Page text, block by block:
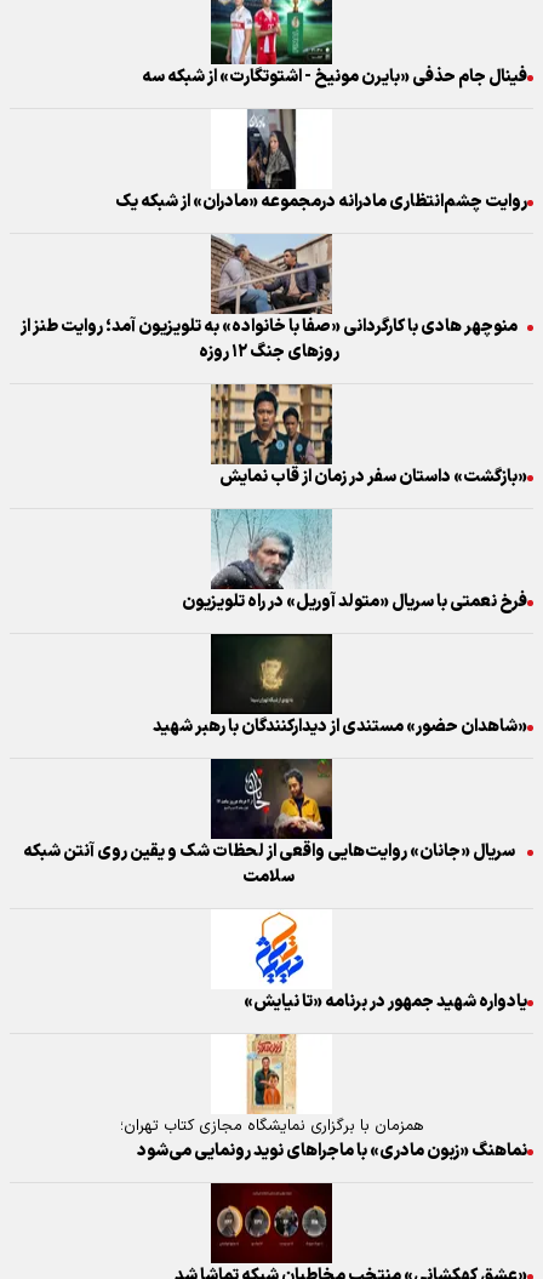
فینال جام حذفی «بایرن مونیخ - اشتوتگارت» از شبکه سه
روایت چشم‌انتظاری مادرانه درمجموعه «مادران» از شبکه یک
منوچهر هادی با کارگردانی «صفا با خانواده» به تلویزیون آمد؛ روایت طنز از
روز‌های جنگ ۱۲ روزه
«بازگشت» داستان سفر در زمان از قاب نمایش
فرخ نعمتی با سریال «متولد آوریل» در راه تلویزیون
«شاهدان حضور» مستندی از دیدارکنندگان با رهبر شهید
سریال «جانان» روایت‌هایی واقعی از لحظات شک و یقین روی آنتن شبکه
سلامت
یادواره شهید جمهور در برنامه «تا نیایش»
همزمان با برگزاری نمایشگاه مجازی کتاب تهران؛
نماهنگ «زبون مادری» با ماجرا‌های نوید رونمایی می‌شود